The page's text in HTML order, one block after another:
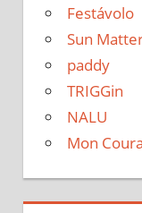
Festávolo
Sun
paddy
TRIGGin
NALU
Mon